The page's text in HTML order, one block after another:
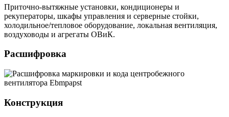
Приточно-вытяжные установки, кондиционеры и
рекуператоры, шкафы управления и серверные стойки,
холодильное/тепловое оборудование, локальная вентиляция,
воздуховоды и агрегаты ОВиК.
Расшифровка
Конструкция